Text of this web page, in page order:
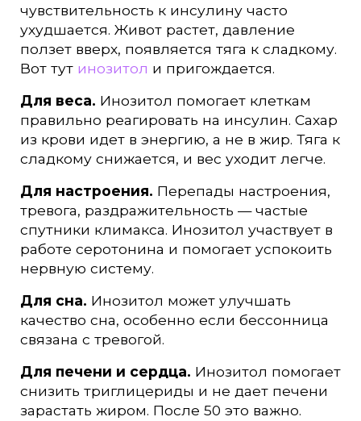
чувствительность к инсулину часто
ухудшается. Живот растет, давление
ползет вверх, появляется тяга к сладкому.
Вот тут инозитол и пригождается.
Для веса. Инозитол помогает клеткам
правильно реагировать на инсулин. Сахар
из крови идет в энергию, а не в жир. Тяга к
сладкому снижается, и вес уходит легче.
Для настроения. Перепады настроения,
тревога, раздражительность — частые
спутники климакса. Инозитол участвует в
работе серотонина и помогает успокоить
нервную систему.
Для сна. Инозитол может улучшать
качество сна, особенно если бессонница
связана с тревогой.
Для печени и сердца. Инозитол помогает
снизить триглицериды и не дает печени
зарастать жиром. После 50 это важно.